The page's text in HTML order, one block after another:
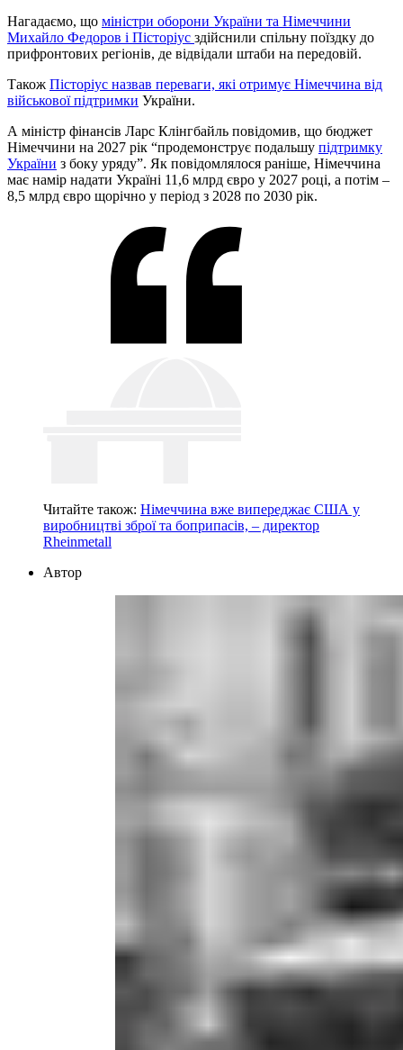
Нагадаємо, що міністри оборони України та Німеччини
Михайло Федоров і Пісторіус здійснили спільну поїздку до
прифронтових регіонів, де відвідали штаби на передовій.
Також Пісторіус назвав переваги, які отримує Німеччина від
військової підтримки України.
А міністр фінансів Ларс Клінгбайль повідомив, що бюджет
Німеччини на 2027 рік “продемонструє подальшу підтримку
України з боку уряду”. Як повідомлялося раніше, Німеччина
має намір надати Україні 11,6 млрд євро у 2027 році, а потім –
8,5 млрд євро щорічно у період з 2028 по 2030 рік.
Читайте також: Німеччина вже випереджає США у
виробництві зброї та боприпасів, – директор
Rheinmetall
Автор